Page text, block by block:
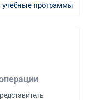
учебные программы